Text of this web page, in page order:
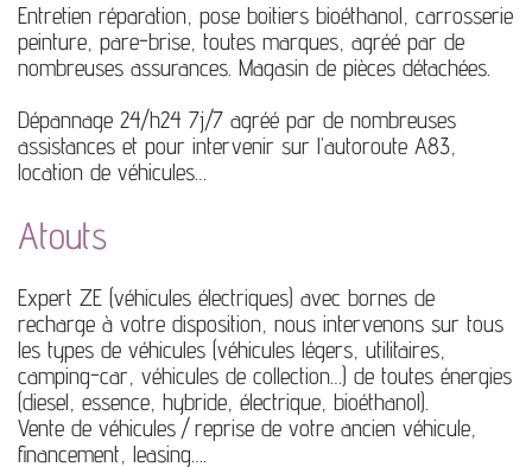
Entretien réparation, pose boitiers bioéthanol, carrosserie
peinture, pare-brise, toutes marques, agréé par de
nombreuses assurances. Magasin de pièces détachées.
Dépannage 24/h24 7j/7 agréé par de nombreuses
assistances et pour intervenir sur l’autoroute A83,
location de véhicules…
Atouts
Expert ZE (véhicules électriques) avec bornes de
recharge à votre disposition, nous intervenons sur tous
les types de véhicules (véhicules légers, utilitaires,
camping-car, véhicules de collection…) de toutes énergies
(diesel, essence, hybride, électrique, bioéthanol).
Vente de véhicules / reprise de votre ancien véhicule,
financement, leasing….